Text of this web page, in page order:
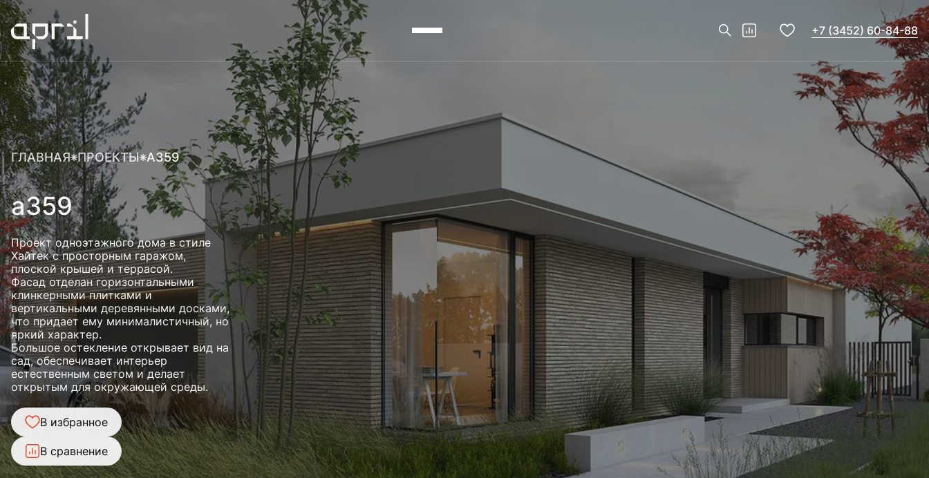
+7 (3452) 60-84-88
ГЛАВНАЯ ПРОЕКТЫ А359
а359
Проект одноэтажного дома в стиле
Хайтек с просторным гаражом,
плоской крышей и террасой.
Фасад отделан горизонтальными
клинкерными плитками и
вертикальными деревянными досками,
что придает ему минималистичный, но
яркий характер.
Большое остекление открывает вид на
сад, обеспечивает интерьер
естественным светом и делает
открытым для окружающей среды.
В избранное
В сравнение